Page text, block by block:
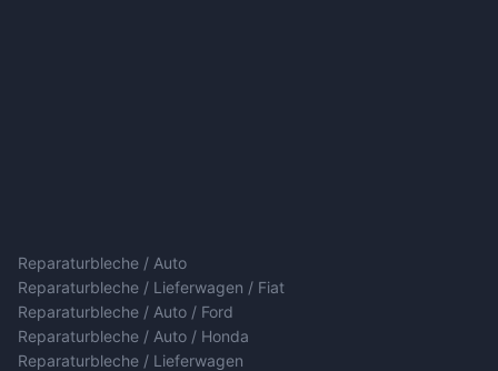
Reparaturbleche / Auto
Reparaturbleche / Lieferwagen / Fiat
Reparaturbleche / Auto / Ford
Reparaturbleche / Auto / Honda
Reparaturbleche / Lieferwagen